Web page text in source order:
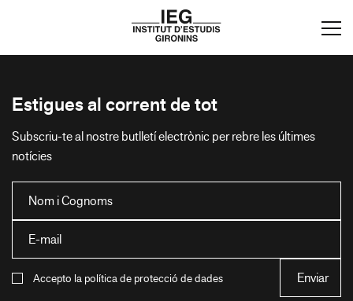
Estigues al corrent de tot
Subscriu-te al nostre butlletí electrònic per rebre les últimes
notícies
Accepto la política de protecció de dades